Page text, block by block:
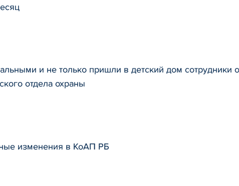
и не только пришли в детский дом сотрудники
отдела охраны
изменения в КоАП РБ